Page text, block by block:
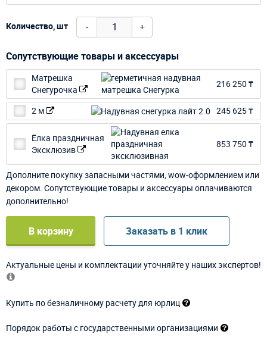
Количество, шт - +
Сопутствующие товары и аксессуары
Матрешка
Снегурочка
216 250 ₸
2 м 245 625 ₸
Ёлка праздничная
Эксклюзив
853 750 ₸
Дополните покупку запасными частями, wow-оформлением или
декором. Сопутствующие товары и аксессуары оплачиваются
дополнительно!
В корзину Заказать в 1 клик
Актуальные цены и комплектации уточняйте у наших экспертов!
Купить по безналичному расчету для юрлиц
Порядок работы с государственными организациями